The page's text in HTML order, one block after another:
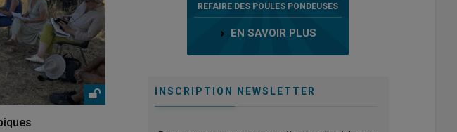
REFAIRE DES POULES PONDEUSES
EN SAVOIR PLUS
INSCRIPTION NEWSLETTER